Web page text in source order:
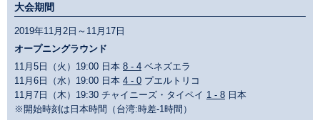
大会期間
2019年11月2日～11月17日
オープニングラウンド
11月5日（火）19:00 日本 8 - 4 ベネズエラ
11月6日（水）19:00 日本 4 - 0 プエルトリコ
11月7日（木）19:30 チャイニーズ・タイペイ 1 - 8 日本
※開始時刻は日本時間（台湾:時差-1時間）